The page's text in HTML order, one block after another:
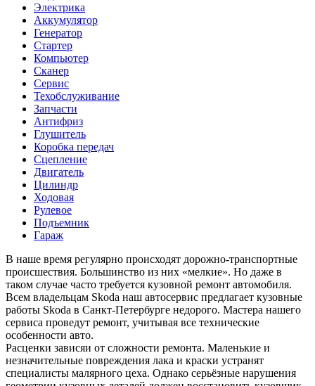
Электрика
Аккумулятор
Генератор
Стартер
Компьютер
Сканер
Сервис
Техобслуживание
Запчасти
Антифриз
Глушитель
Коробка передач
Сцепление
Двигатель
Цилиндр
Ходовая
Рулевое
Подъемник
Гараж
В наше время регулярно происходят дорожно-транспортные
происшествия. Большинство из них «мелкие». Но даже в
таком случае часто требуется кузовной ремонт автомобиля.
Всем владельцам Skoda наш автосервис предлагает кузовные
работы Skoda в Санкт-Петербурге недорого. Мастера нашего
сервиса проведут ремонт, учитывая все технические
особенности авто.
Расценки зависяи от сложности ремонта. Маленькие и
незначительные повреждения лака и краски устранят
специалисты малярного цеха. Однако серьёзные нарушения